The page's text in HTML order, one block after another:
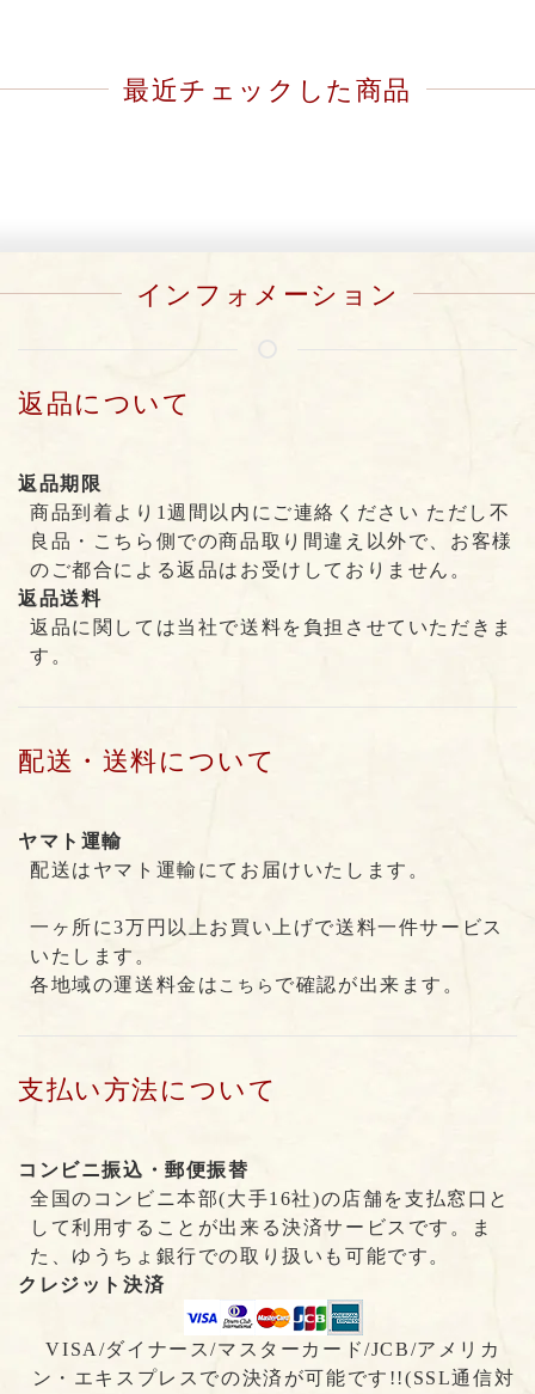
最近チェックした商品
インフォメーション
返品について
返品期限
商品到着より1週間以内にご連絡ください ただし不
良品・こちら側での商品取り間違え以外で、お客様
のご都合による返品はお受けしておりません。
返品送料
返品に関しては当社で送料を負担させていただきま
す。
配送・送料について
ヤマト運輸
配送はヤマト運輸にてお届けいたします。
一ヶ所に3万円以上お買い上げで送料一件サービス
いたします。
各地域の運送料金は こちら で確認が出来ます。
支払い方法について
コンビニ振込・郵便振替
全国のコンビニ本部(大手16社)の店舗を支払窓口と
して利用することが出来る決済サービスです。ま
た、ゆうちょ銀行での取り扱いも可能です。
クレジット決済
VISA/ダイナース/マスターカード/JCB/アメリカ
ン・エキスプレスでの決済が可能です!!(SSL通信対